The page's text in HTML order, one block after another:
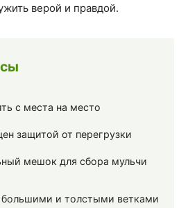
верой и правдой.
с места на место
защитой от перегрузки
мешок для сбора мульчи
большими и толстыми ветками